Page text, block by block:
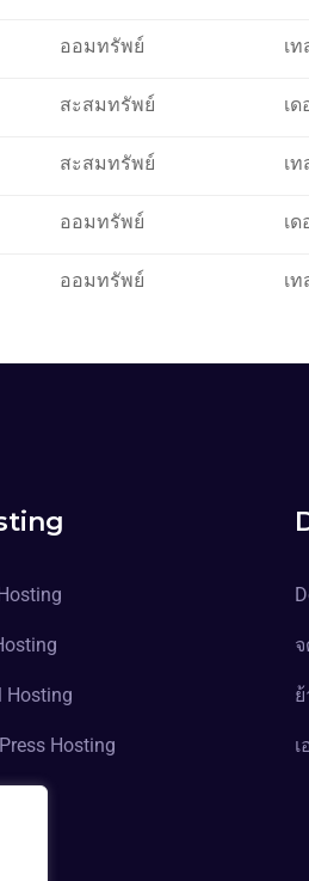
ออมทรัพย์ เ
สะสมทรัพย์ เ
สะสมทรัพย์ เ
ออมทรัพย์ เ
ออมทรัพย์ เ
Hosting
Hosting